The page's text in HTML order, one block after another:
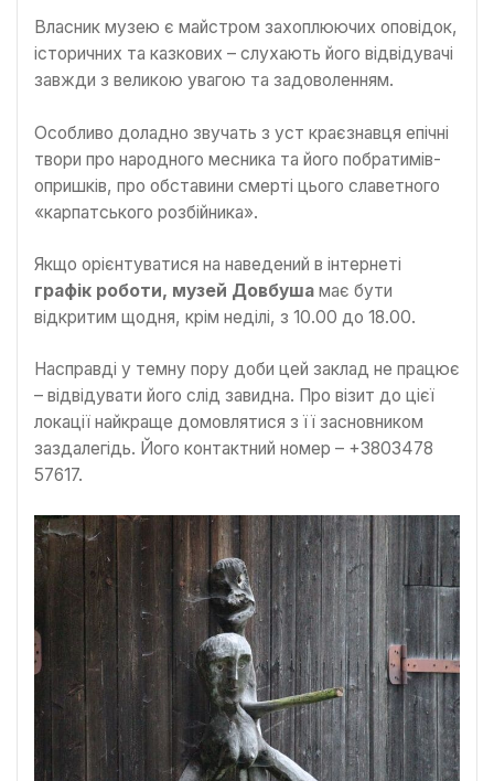
Власник музею є майстром захоплюючих оповідок,
історичних та казкових – слухають його відвідувачі
завжди з великою увагою та задоволенням.
Особливо доладно звучать з уст краєзнавця епічні
твори про народного месника та його побратимів-
опришків, про обставини смерті цього славетного
«карпатського розбійника».
Якщо орієнтуватися на наведений в інтернеті
графік роботи, музей Довбуша має бути
відкритим щодня, крім неділі, з 10.00 до 18.00.
Насправді у темну пору доби цей заклад не працює
– відвідувати його слід завидна. Про візит до цієї
локації найкраще домовлятися з її засновником
заздалегідь. Його контактний номер – +3803478
57617.